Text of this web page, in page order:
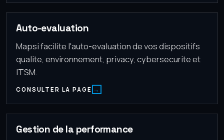
Auto-evaluation
Mapsi facilite l'auto-evaluation de vos dispositifs
qualite, environnement, privacy, cybersecurite et
ITSM.
CONSULTER LA PAGE
Gestion de la performance